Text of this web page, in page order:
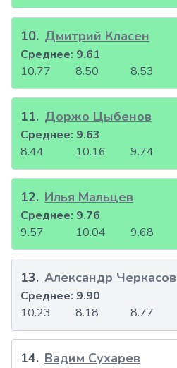
10. Дмитрий Класен
10.77 8.50 8.53
Среднее: 9.61
11. Доржо Цыбенов
8.44 10.16 9.74
Среднее: 9.63
12. Илья Мальцев
9.57 10.04 9.68
Среднее: 9.76
13. Александр Черкасов
10.23 8.18 8.77
Среднее: 9.90
14. Вадим Сухарев